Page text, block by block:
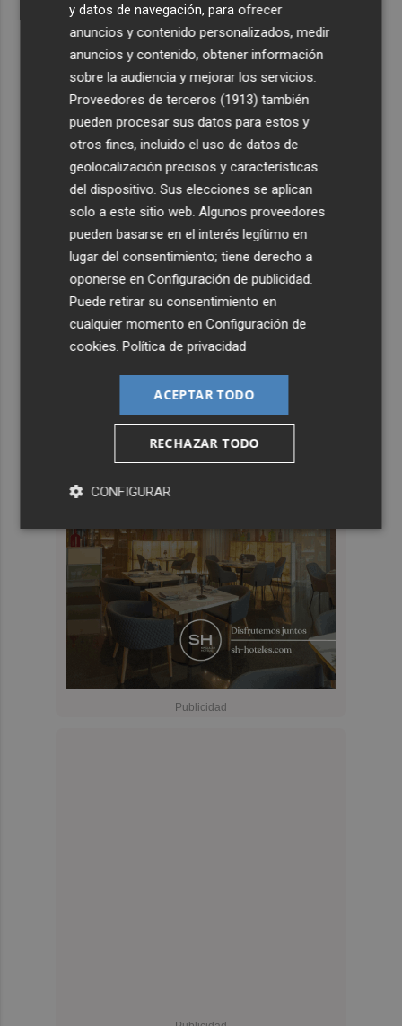
y datos de navegación, para ofrecer
anuncios y contenido personalizados, medir
anuncios y contenido, obtener información
sobre la audiencia y mejorar los servicios.
Proveedores de terceros (1913) también
pueden procesar sus datos para estos y
otros fines, incluido el uso de datos de
geolocalización precisos y características
del dispositivo. Sus elecciones se aplican
solo a este sitio web. Algunos proveedores
pueden basarse en el interés legítimo en
lugar del consentimiento; tiene derecho a
oponerse enConfiguración de publicidad.
Puede retirar su consentimiento en
cualquier momento enConfiguración de
cookies.Política de privacidad
ACEPTAR TODO
RECHAZAR TODO
CONFIGURAR